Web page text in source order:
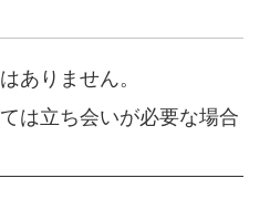
ありません。
は立ち会いが必要な場合